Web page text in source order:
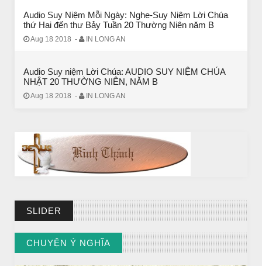
Audio Suy Niệm Mỗi Ngày: Nghe-Suy Niệm Lời Chúa
thứ Hai đến thư Bảy Tuần 20 Thường Niên năm B
Aug 18 2018 - IN LONG AN
Audio Suy niệm Lời Chúa: AUDIO SUY NIỆM CHÚA
NHẬT 20 THƯỜNG NIÊN, NĂM B
Aug 18 2018 - IN LONG AN
SLIDER
CHUYỆN Ý NGHĨA
// VIEW MORE BY CHUYỆN Ý NGHĨA
BÀI NỔI BẬT
BÀI HỌC LỚN TỪ MỘT EM BÉ
BÀI NỔI BẬT
Huyền thoại vô danh - Bồ Tát đời thường